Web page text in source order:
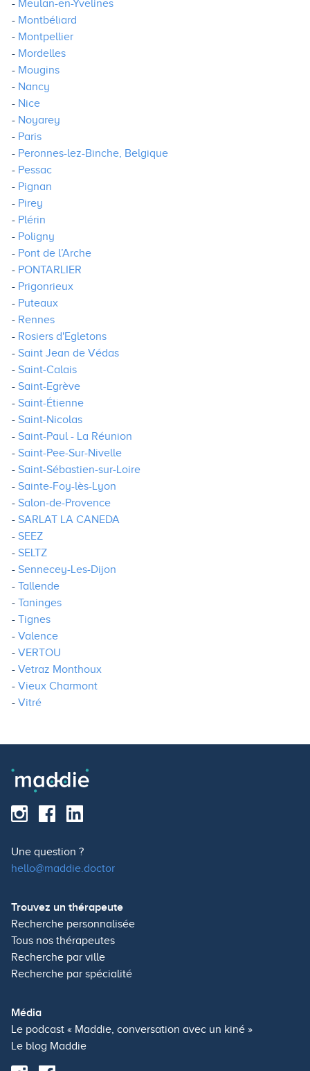
Meulan-en-Yvelines
Montbéliard
Montpellier
Mordelles
Mougins
Nancy
Nice
Noyarey
Paris
Peronnes-lez-Binche, Belgique
Pessac
Pignan
Pirey
Plérin
Poligny
Pont de l’Arche
PONTARLIER
Prigonrieux
Puteaux
Rennes
Rosiers d'Egletons
Saint Jean de Védas
Saint-Calais
Saint-Egrève
Saint-Étienne
Saint-Nicolas
Saint-Paul - La Réunion
Saint-Pee-Sur-Nivelle
Saint-Sébastien-sur-Loire
Sainte-Foy-lès-Lyon
Salon-de-Provence
SARLAT LA CANEDA
SEEZ
SELTZ
Sennecey-Les-Dijon
Tallende
Taninges
Tignes
Valence
VERTOU
Vetraz Monthoux
Vieux Charmont
Vitré
Une question ?
hello@maddie.doctor
Trouvez un thérapeute
Recherche personnalisée
Tous nos thérapeutes
Recherche par ville
Recherche par spécialité
Média
Le podcast « Maddie, conversation avec un kiné »
Le blog Maddie